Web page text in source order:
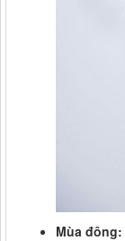
Mùa đông: